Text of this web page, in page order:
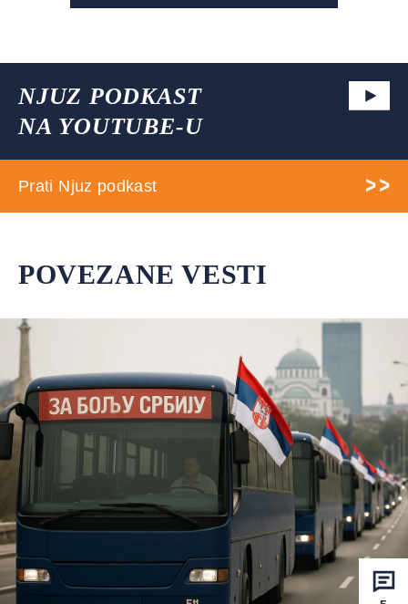
NJUZ PODKAST
NA YOUTUBE-U
Prati Njuz podkast
POVEZANE VESTI